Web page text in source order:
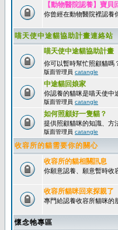
【動物醫院認養】寶貝
你曾經在動物醫院裡認養
喵天使中途貓協助計畫連絡站
喵天使中途貓協助計畫
你可以暫時幫忙照顧貓嗎
版面管理員 catangle
中途貓回娘家
你認養的貓咪是喵天使中
版面管理員 catangle
如何照顧好一隻貓？
提供照顧貓咪的知識、方
版面管理員 catangle
收容所的貓需要你的關心
收容所的貓相關訊息
你願意認養、願意暫時收
收容所貓咪回來探親了
專門給認養收容所貓咪的
懷念牠專區